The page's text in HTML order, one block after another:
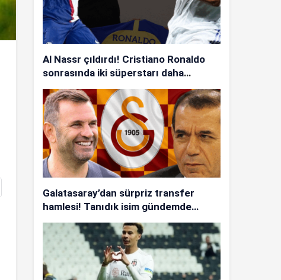
Al Nassr çıldırdı! Cristiano Ronaldo
sonrasında iki süperstarı daha
istiyorlar…
Galatasaray’dan sürpriz transfer
hamlesi! Tanıdık isim gündemde…